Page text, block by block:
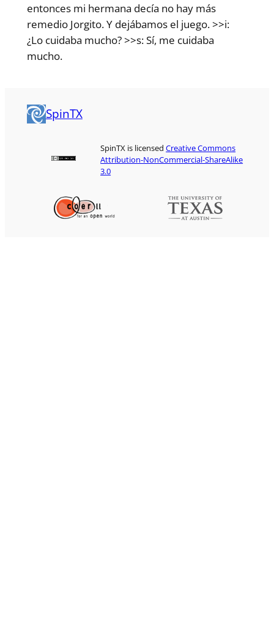
entonces mi hermana decía no hay más
remedio Jorgito. Y dejábamos el juego. >>i:
¿Lo cuidaba mucho? >>s: Sí, me cuidaba
mucho.
SpinTX
SpinTX is licensedCreative Commons
Attribution-NonCommercial-ShareAlike
3.0